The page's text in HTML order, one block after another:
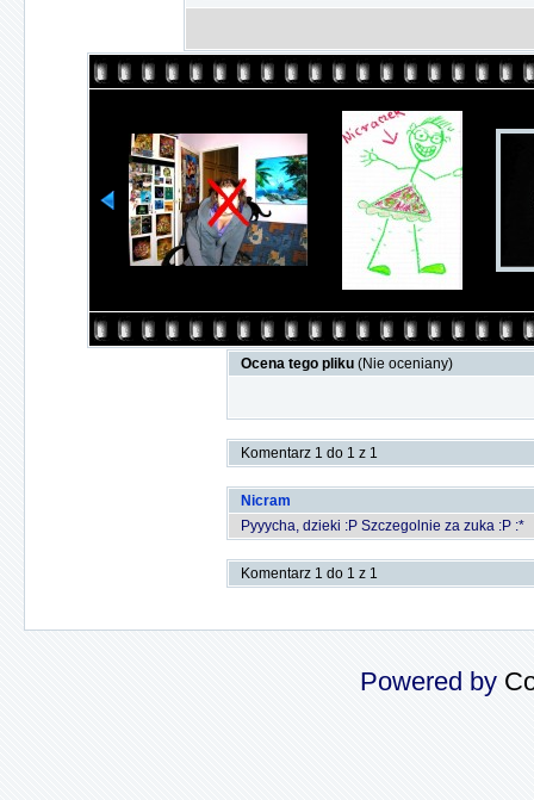
Ocena tego pliku (Nie oceniany)
Komentarz 1 do 1 z 1
Nicram
Pyyycha, dzieki :P Szczegolnie za zuka :P :*
Komentarz 1 do 1 z 1
Powered by